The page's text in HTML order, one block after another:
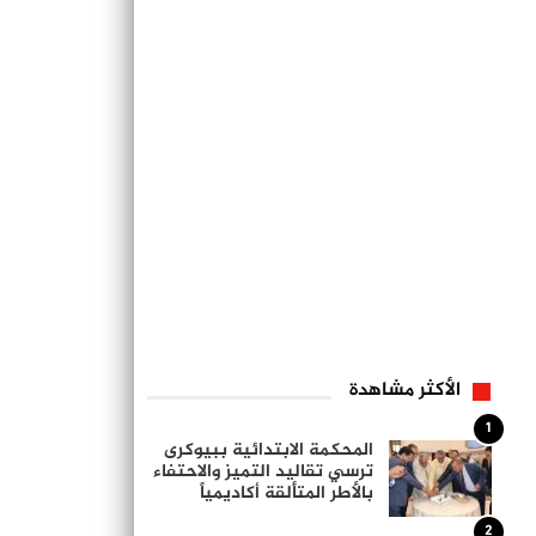
الأكثر مشاهدة
1
المحكمة الابتدائية ببيوكرى
ترسي تقاليد التميز والاحتفاء
بالأطر المتألقة أكاديمياً
2